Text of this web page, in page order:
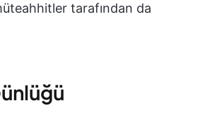
tarafından da